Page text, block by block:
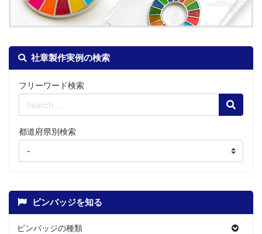
社章製作実例の検索
フリーワード検索
Search
都道府県別検索
ピンバッジを知る
ピンバッジの種類